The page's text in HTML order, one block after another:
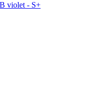
violet - S+